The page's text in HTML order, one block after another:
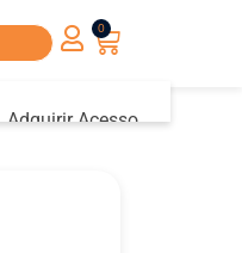
Adquirir Acesso
0